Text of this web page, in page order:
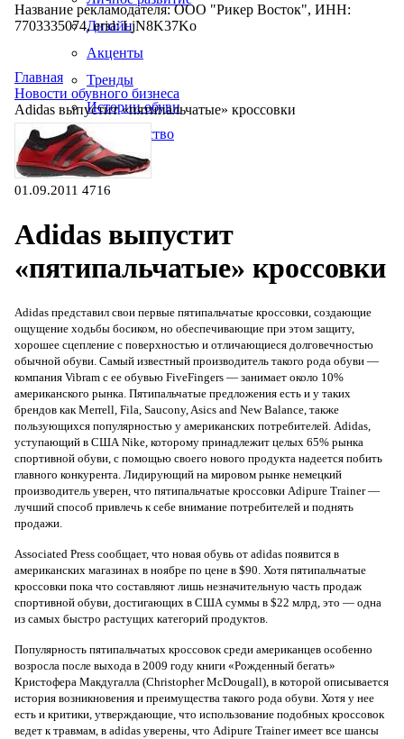
Дизайн
Акценты
Тренды
Истории обуви
Производство
Название рекламодателя: ООО "Рикер Восток", ИНН:
7703335074, erid: LjN8K37Ko
Главная
Новости обувного бизнеса
Adidas выпустит «пятипальчатые» кроссовки
01.09.2011 4716
Adidas выпустит
«пятипальчатые» кроссовки
Adidas представил свои первые пятипальчатые кроссовки, создающие
ощущение ходьбы босиком, но обеспечивающие при этом защиту,
хорошее сцепление с поверхностью и отличающиеся долговечностью
обычной обуви. Самый известный производитель такого рода обуви —
компания Vibram с ее обувью FiveFingers — занимает около 10%
американского рынка. Пятипальчатые предложения есть и у таких
брендов как Merrell, Fila, Saucony, Asics and New Balance, также
пользующихся популярностью у американских потребителей. Adidas,
уступающий в США Nike, которому принадлежит целых 65% рынка
спортивной обуви, с помощью своего нового продукта надеется побить
главного конкурента. Лидирующий на мировом рынке немецкий
производитель уверен, что пятипальчатые кроссовки Adipure Trainer —
лучший способ привлечь к себе внимание потребителей и поднять
продажи.
Associated Press сообщает, что новая обувь от adidas появится в
американских магазинах в ноябре по цене в $90. Хотя пятипальчатые
кроссовки пока что составляют лишь незначительную часть продаж
спортивной обуви, достигающих в США суммы в $22 млрд, это — одна
из самых быстро растущих категорий продуктов.
Популярность пятипальчатых кроссовок среди американцев особенно
возросла после выхода в 2009 году книги «Рожденный бегать»
Кристофера Макдугалла (Christopher McDougall), в которой описывается
история возникновения и преимущества такого рода обуви. Хотя у нее
есть и критики, утверждающие, что использование подобных кроссовок
ведет к травмам, в adidas уверены, что Adipure Trainer имеет все шансы